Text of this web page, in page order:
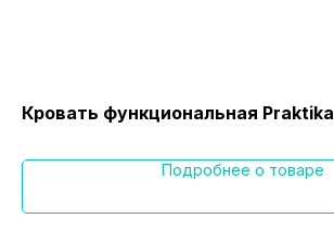
Кровать функциональная Praktika
Подробнее о товаре